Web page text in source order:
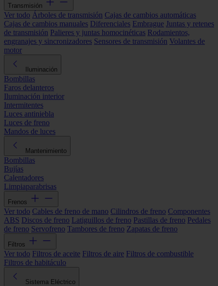
Transmisión
Ver todo Árboles de transmisión Cajas de cambios automáticas
Cajas de cambios manuales Diferenciales Embrague Juntas y retenes
de transmisión Palieres y juntas homocinéticas Rodamientos,
engranajes y sincronizadores Sensores de transmisión Volantes de
motor
Iluminación
Bombillas
Faros delanteros
Iluminación interior
Intermitentes
Luces antiniebla
Luces de freno
Mandos de luces
Mantenimiento
Bombillas
Bujías
Calentadores
Limpiaparabrisas
Frenos
Ver todo Cables de freno de mano Cilindros de freno Componentes
ABS Discos de freno Latiguillos de freno Pastillas de freno Pedales
de freno Servofreno Tambores de freno Zapatas de freno
Filtros
Ver todo Filtros de aceite Filtros de aire Filtros de combustible
Filtros de habitáculo
Sistema Eléctrico